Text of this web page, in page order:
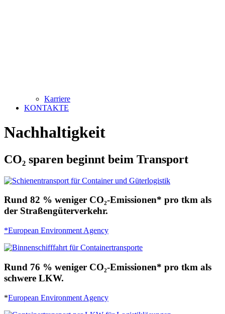
Karriere
KONTAKTE
Nachhaltigkeit
CO₂ sparen beginnt beim Transport
Rund 82 % weniger CO₂-Emissionen* pro tkm als
der Straßengüterverkehr.
*European Environment Agency
Rund 76 % weniger CO₂-Emissionen* pro tkm als
schwere LKW.
*European Environment Agency